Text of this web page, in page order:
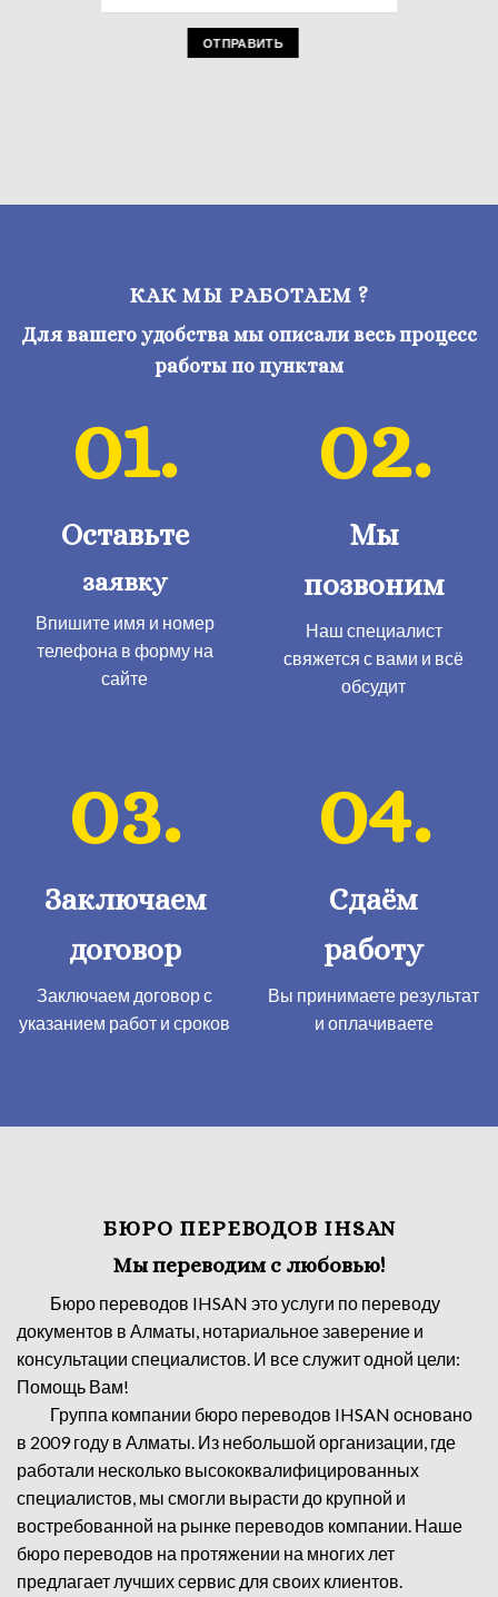
КАК МЫ РАБОТАЕМ ?
Для вашего удобства мы описали весь процесс
работы по пунктам
01.
Оставьте
заявку
Впишите имя и номер
телефона в форму на
сайте
02.
Мы
позвоним
Наш специалист
свяжется с вами и всё
обсудит
03.
Заключаем
договор
Заключаем договор с
указанием работ и сроков
04.
Сдаём
работу
Вы принимаете результат
​и оплачиваете
БЮРО ПЕРЕВОДОВ IHSAN
Мы переводим с любовью!
Бюро переводов IHSAN это услуги по переводу
документов в Алматы, нотариальное заверение и
консультации специалистов. И все служит одной цели:
Помощь Вам!
Группа компании бюро переводов IHSAN основано
в 2009 году в Алматы. Из небольшой организации, где
работали несколько высококвалифицированных
специалистов, мы смогли вырасти до крупной и
востребованной на рынке переводов компании. Наше
бюро переводов на протяжении на многих лет
предлагает лучших сервис для своих клиентов.